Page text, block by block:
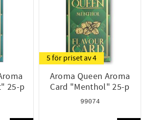
25-p
5 för priset av 4
Aroma Queen Aroma
Card "Menthol" 25-p
99074